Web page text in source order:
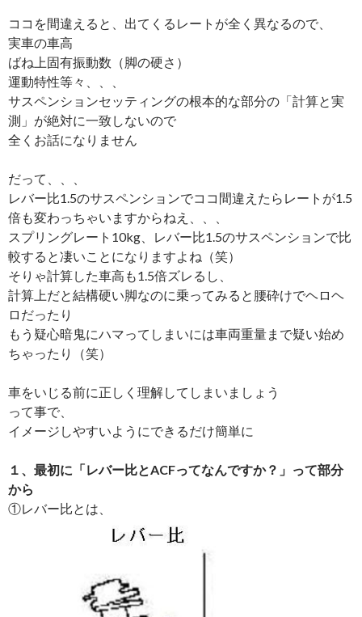
ココを間違えると、出てくるレートが全く異なるので、
実車の車高
ばね上固有振動数（脚の硬さ）
運動特性等々、、、
サスペンションセッティングの根本的な部分の「計算と実
測」が絶対に一致しないので
全くお話になりません
だって、、、
レバー比1.5のサスペンションでココ間違えたらレートが1.5
倍も変わっちゃいますからねえ、、、
スプリングレート10kg、レバー比1.5のサスペンションで比
較すると凄いことになりますよね（笑）
そりゃ計算した車高も1.5倍ズレるし、
計算上だと結構硬い脚なのに乗ってみると腰砕けでヘロヘ
ロだったり
もう疑心暗鬼にハマってしまいには車両重量まで疑い始め
ちゃったり（笑）
車をいじる前に正しく理解してしまいましょう
って事で、
イメージしやすいようにできるだけ簡単に
１、最初に「レバー比とACFってなんですか？」って部分
から
①レバー比とは、